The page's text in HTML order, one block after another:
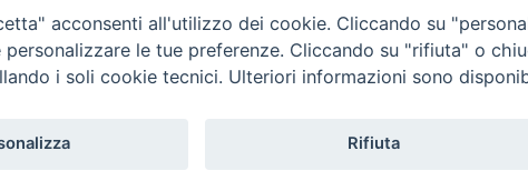
- Vita Trentina Editrice
acconsenti all'utilizzo dei cookie. Cliccando su
le tue preferenze. Cliccando su "rifiuta" o
i soli cookie tecnici. Ulteriori informazioni sono
Rifiuta